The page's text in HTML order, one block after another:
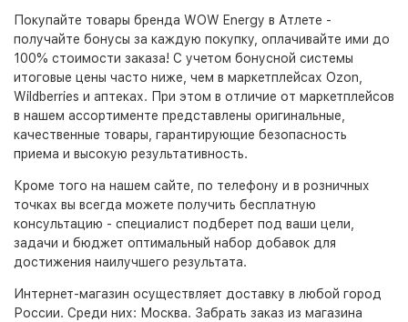
Покупайте товары бренда WOW Energy в Атлете -
получайте бонусы за каждую покупку, оплачивайте ими до
100% стоимости заказа! С учетом бонусной системы
итоговые цены часто ниже, чем в маркетплейсах Ozon,
Wildberries и аптеках. При этом в отличие от маркетплейсов
в нашем ассортименте представлены оригинальные,
качественные товары, гарантирующие безопасность
приема и высокую результативность.
Кроме того на нашем сайте, по телефону и в розничных
точках вы всегда можете получить бесплатную
консультацию - специалист подберет под ваши цели,
задачи и бюджет оптимальный набор добавок для
достижения наилучшего результата.
Интернет-магазин осуществляет доставку в любой город
России. Среди них: Москва. Забрать заказ из магазина